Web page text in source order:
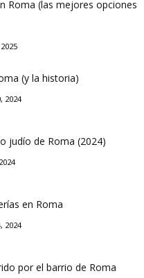
Roma (las mejores opciones
(y la historia)
2024
judío de Roma (2024)
en Roma
2024
por el barrio de Roma